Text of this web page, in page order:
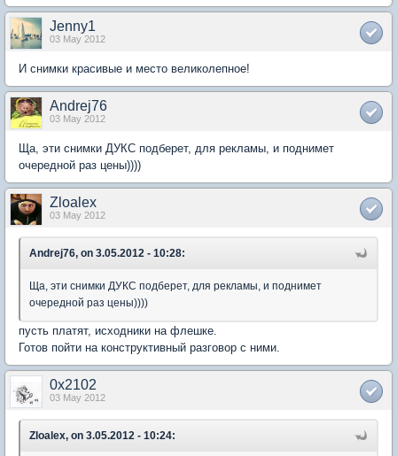
Jenny1
03 May 2012
И снимки красивые и место великолепное!
Andrej76
03 May 2012
Ща, эти снимки ДУКС подберет, для рекламы, и поднимет
очередной раз цены))))
Zloalex
03 May 2012
Andrej76, on 3.05.2012 - 10:28:
Ща, эти снимки ДУКС подберет, для рекламы, и поднимет
очередной раз цены))))
пусть платят, исходники на флешке.
Готов пойти на конструктивный разговор с ними.
0x2102
03 May 2012
Zloalex, on 3.05.2012 - 10:24: